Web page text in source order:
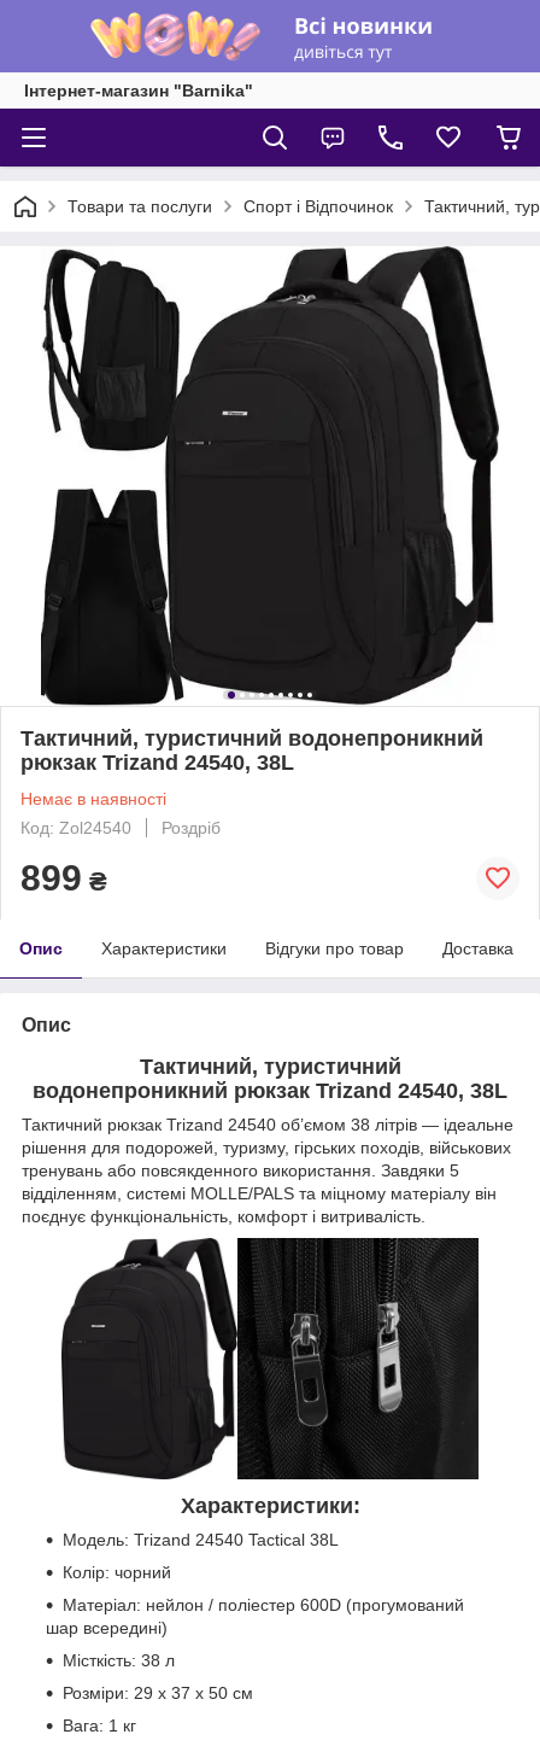
Інтернет-магазин "Barnika"
Товари та послуги Спорт і Відпочинок Тактичний,
Тактичний, туристичний водонепроникний
рюкзак Trizand 24540, 38L
Немає в наявності
Код: Zol24540
Роздріб
899 ₴
Опис Характеристики Відгуки про товар Доставка
Опис
Тактичний, туристичний
водонепроникний рюкзак Trizand 24540, 38L
Тактичний рюкзак Trizand 24540 об’ємом 38 літрів — ідеальне
рішення для подорожей, туризму, гірських походів, військових
тренувань або повсякденного використання. Завдяки 5
відділенням, системі MOLLE/PALS та міцному матеріалу він
поєднує функціональність, комфорт і витривалість.
Характеристики:
Модель: Trizand 24540 Tactical 38L
Колір: чорний
Матеріал: нейлон / поліестер 600D (прогумований
шар всередині)
Місткість: 38 л
Розміри: 29 х 37 х 50 см
Вага: 1 кг